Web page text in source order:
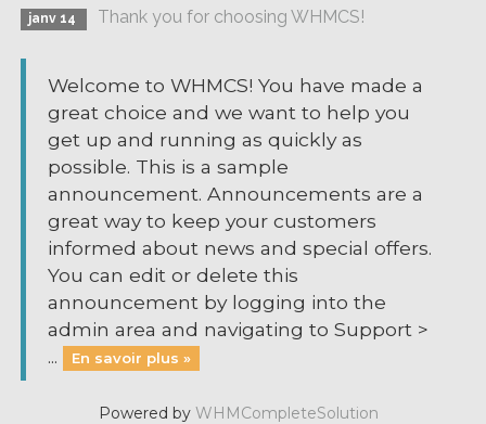
janv 14 Thank you for choosing WHMCS!
Welcome to WHMCS! You have made a
great choice and we want to help you
get up and running as quickly as
possible. This is a sample
announcement. Announcements are a
great way to keep your customers
informed about news and special offers.
You can edit or delete this
announcement by logging into the
admin area and navigating to Support >
...
En savoir plus »
Powered by WHMCompleteSolution